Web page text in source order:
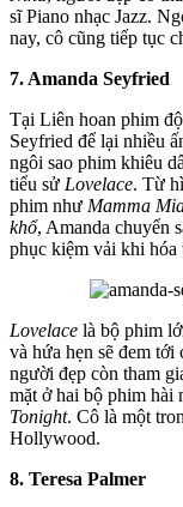
sĩ Piano nhạc Jazz.
nay, cô cũng tiếp tục
7. Amanda Seyfried
Tại Liên hoan phim
Seyfried để lại nhiều
ngôi sao phim khiêu
tiểu sử Lovelace. Từ
phim như Mamma
khổ, Amanda chuyển
phục kiệm vải khi hóa
Lovelace là bộ phim
và hứa hẹn sẽ đem
người đẹp còn tham
mặt ở hai bộ phim hài
Tonight. Cô là một
Hollywood.
8. Teresa Palmer